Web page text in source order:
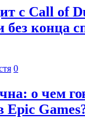
с Call of
конца
0
о чем
Epic